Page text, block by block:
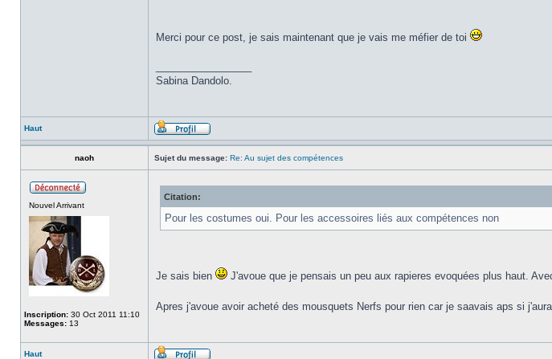
Merci pour ce post, je sais maintenant que je vais me méfier de toi
Sabina Dandolo.
Haut
naoh Sujet du message: Re: Au sujet des compétences
Nouvel Arrivant
Inscription: 30 Oct 2011 11:10
Messages: 13
Citation:
Pour les costumes oui. Pour les accessoires liés aux compétences non
Je sais bien J'avoue que je pensais un peu aux rapieres evoquées plus haut.
Apres j'avoue avoir acheté des mousquets Nerfs pour rien car je saavais aps si
Haut